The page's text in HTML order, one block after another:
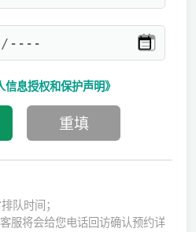
信息授权和保护声明》
队时间；
服将会给您电话回访确认预约详